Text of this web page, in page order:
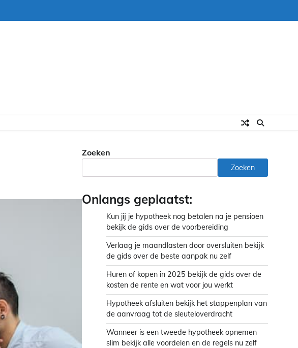
Zoeken
Zoeken
Onlangs geplaatst:
Kun jij je hypotheek nog betalen na je pensioen
bekijk de gids over de voorbereiding
Verlaag je maandlasten door oversluiten bekijk
de gids over de beste aanpak nu zelf
Huren of kopen in 2025 bekijk de gids over de
kosten de rente en wat voor jou werkt
Hypotheek afsluiten bekijk het stappenplan van
de aanvraag tot de sleuteloverdracht
Wanneer is een tweede hypotheek opnemen
slim bekijk alle voordelen en de regels nu zelf